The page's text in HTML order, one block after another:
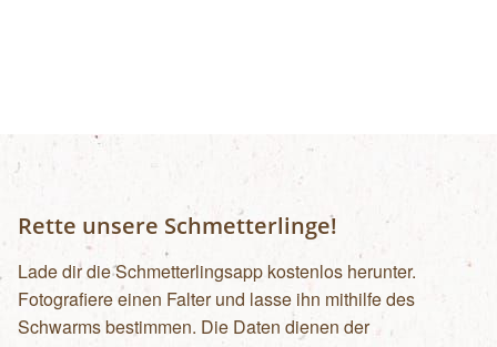
Rette unsere Schmetterlinge!
Lade dir die Schmetterlingsapp kostenlos herunter.
Fotografiere einen Falter und lasse ihn mithilfe des
Schwarms bestimmen. Die Daten dienen der